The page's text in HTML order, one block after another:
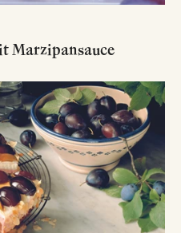
Marzipansauce